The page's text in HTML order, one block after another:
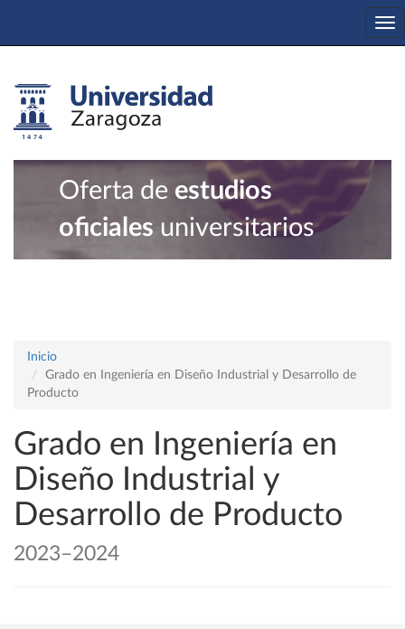
Oferta de estudios
oficiales universitarios
Inicio
Grado en Ingeniería en Diseño Industrial y Desarrollo de
Producto
Grado en Ingeniería en
Diseño Industrial y
Desarrollo de Producto
2023–2024